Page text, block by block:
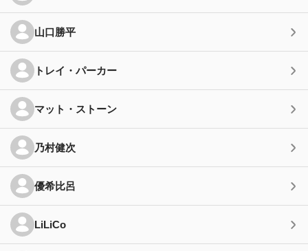
山口勝平
トレイ・パーカー
マット・ストーン
乃村健次
優希比呂
LiLiCo